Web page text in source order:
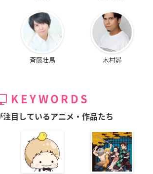
斉藤壮馬 木村昴
KEYWORDS
注目しているアニメ・作品たち